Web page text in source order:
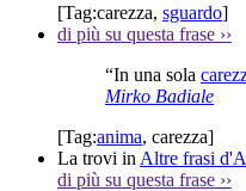
[Tag:carezza, sguardo]
di più su questa frase ››
“In una sola
Mirko Badiale
[Tag:anima, carezza]
La trovi in Altre frasi
di più su questa frase ››